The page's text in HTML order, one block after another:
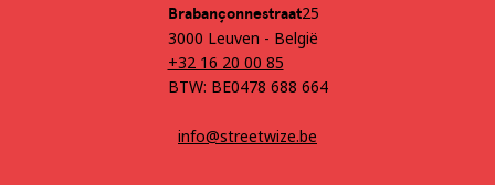
‍Brabançonnestraat25
3000 Leuven - België
+32 16 20 00 85
BTW: BE0478 688 664
info@streetwize.be